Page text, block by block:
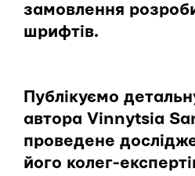
замовлення
шрифтів.
Публікуємо
автора Vinnytsia
проведене
його колег-